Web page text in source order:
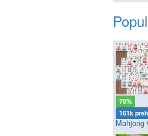
78%
161k
Mahjong